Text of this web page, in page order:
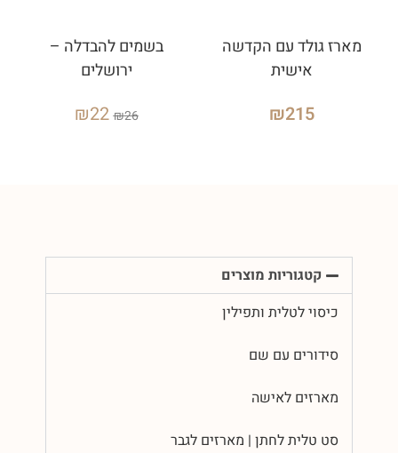
מארז גולד עם הקדשה
אישית
₪215
בשמים להבדלה –
ירושלים
₪26
₪22
קטגוריות מוצרים
כיסוי לטלית ותפילין
סידורים עם שם
מארזים לאישה
סט טלית לחתן | מארזים לגבר